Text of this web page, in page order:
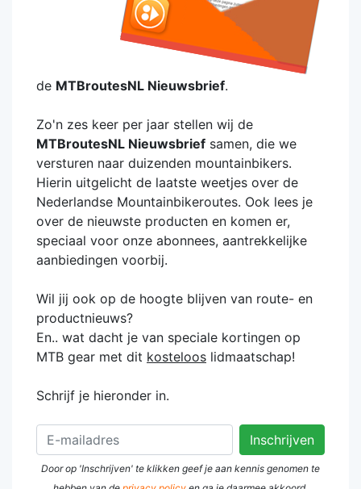
de MTBroutesNL Nieuwsbrief.
Zo'n zes keer per jaar stellen wij de
MTBroutesNL Nieuwsbrief samen, die we
versturen naar duizenden mountainbikers.
Hierin uitgelicht de laatste weetjes over de
Nederlandse Mountainbikeroutes. Ook lees je
over de nieuwste producten en komen er,
speciaal voor onze abonnees, aantrekkelijke
aanbiedingen voorbij.
Wil jij ook op de hoogte blijven van route- en
productnieuws?
En.. wat dacht je van speciale kortingen op
MTB gear met dit kosteloos lidmaatschap!
Schrijf je hieronder in.
Door op 'Inschrijven' te klikken geef je aan kennis genomen te